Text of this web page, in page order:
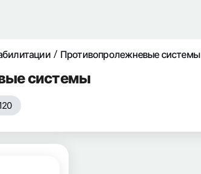
Противопролежневые системы
системы